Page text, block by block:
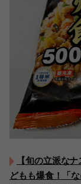
【旬の立派な
どもも爆食！「